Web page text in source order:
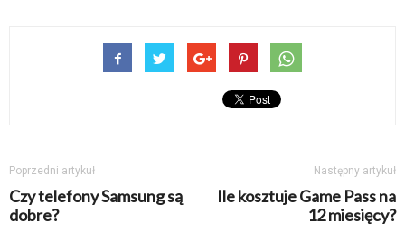
Poprzedni artykuł
Czy telefony Samsung są
dobre?
Następny artykuł
Ile kosztuje Game Pass na
12 miesięcy?